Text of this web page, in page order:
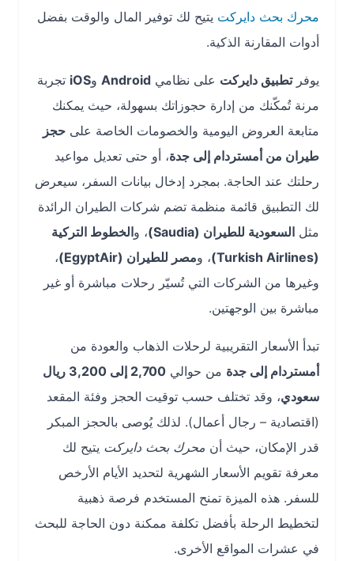
محرك بحث دايركتيتيح لك توفير المال والوقت بفضل
أدوات المقارنة الذكية.
تطبيق دايركتعلى نظاميAndroidوiOS تجربة
مرنة تُمكّنك من إدارة حجوزاتك بسهولة، حيث يمكنك
متابعة العروض اليومية والخصومات الخاصة علىحجز
طيران من أمستردام إلى جدة، أو حتى تعديل مواعيد
رحلتك عند الحاجة. بمجرد إدخال بيانات السفر، سيعرض
لك التطبيق قائمة منظمة تضم شركات الطيران الرائدة
السعودية للطيران (Saudia) ، والخطوط التركية
، ومصر للطيران (EgyptAir)
،
وغيرها من الشركات التي تُسيّر رحلات مباشرة أو غير
مباشرة بين الوجهتين.
تبدأ الأسعار التقريبية لرحلات الذهاب والعودة من
أمستردام إلى جدةمن حوالي
2,700 إلى 3,200 ريال
سعودي، وقد تختلف حسب توقيت الحجز وفئة المقعد
(اقتصادية – رجال أعمال). لذلك يُوصى بالحجز المبكر
قدر الإمكان، حيث أنمحرك بحث دايركتيتيح لك
معرفة تقويم الأسعار الشهرية لتحديد الأيام الأرخص
للسفر. هذه الميزة تمنح المستخدم فرصة ذهبية
لتخطيط الرحلة بأفضل تكلفة ممكنة دون الحاجة للبحث
في عشرات المواقع الأخرى.